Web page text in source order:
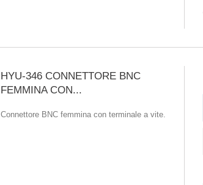
HYU-346 CONNETTORE BNC
FEMMINA CON...
Connettore BNC femmina con terminale a vite.